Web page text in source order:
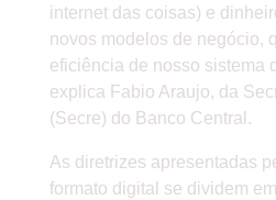
internet das coisas) e
novos modelos de negócio,
eficiência de nosso sistema
explica Fabio Araujo, da
(Secre) do Banco Central.
As diretrizes apresentadas
formato digital se dividem